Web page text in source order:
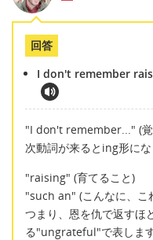
回答
I don't remember
"I don't remember..." (
次動詞が来るとing形にな
"raising" (育てること)
"such an" (こんなに、こ
つまり、恩を仇で返すほ
る"ungrateful"で表します